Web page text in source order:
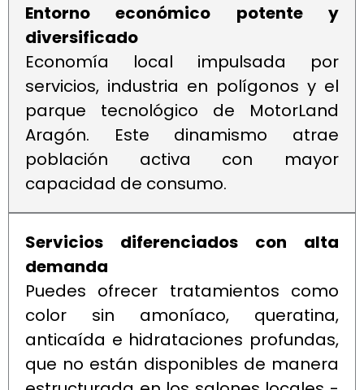
Entorno económico potente y
diversificado
Economía local impulsada por
servicios, industria en polígonos y el
parque tecnológico de MotorLand
Aragón. Este dinamismo atrae
población activa con mayor
capacidad de consumo.
Servicios diferenciados con alta
demanda
Puedes ofrecer tratamientos como
color sin amoníaco, queratina,
anticaída e hidrataciones profundas,
que no están disponibles de manera